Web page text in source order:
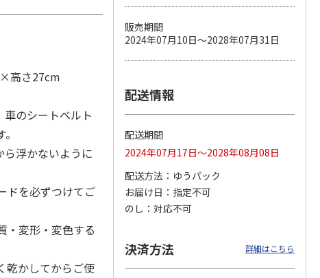
ーン型 S
込)
こ用 まぐろ・かつ
(送料別・税込)
ペット線香 虹のか
なた フルーティフ
ローラルの香り
590円
(送料別・税込)
100円
(送料別・税込)
高さ27cm
車のシートベルト
浮かないように
ドを必ずつけてご
・変形・変色する
乾かしてからご使
販売期間
2024年07月10日～2028年07月31日
配送情報
配送期間
2024年07月17日～2028年08月08日
配送方法
ゆうパック
お届け日
指定不可
のし
対応不可
決済方法 詳細はこちら